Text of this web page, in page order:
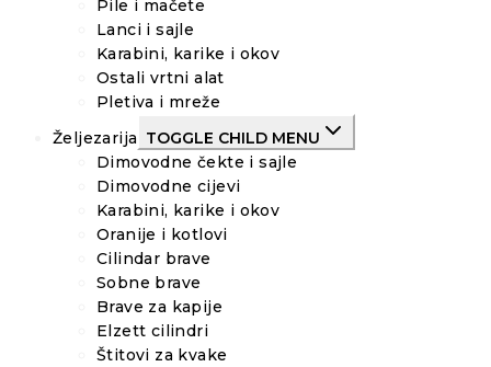
Pile i mačete
Lanci i sajle
Karabini, karike i okov
Ostali vrtni alat
Pletiva i mreže
Željezarija TOGGLE CHILD MENU
Dimovodne čekte i sajle
Dimovodne cijevi
Karabini, karike i okov
Oranije i kotlovi
Cilindar brave
Sobne brave
Brave za kapije
Elzett cilindri
Štitovi za kvake